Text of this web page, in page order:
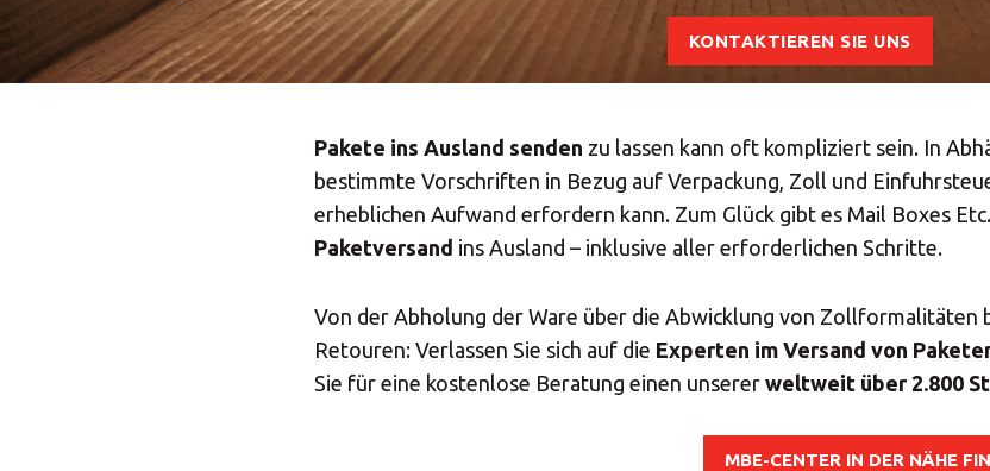
KONTAKTIEREN SIE UNS
Pakete ins Ausland senden zu lassen kann oft kompliziert sein. In
bestimmte Vorschriften in Bezug auf Verpackung, Zoll und
erheblichen Aufwand erfordern kann. Zum Glück gibt es Mail Boxes
Paketversand ins Ausland – inklusive aller erforderlichen Schritte.
Von der Abholung der Ware über die Abwicklung von Zollformalitäten
Retouren: Verlassen Sie sich auf die Experten im Versand von
Sie für eine kostenlose Beratung einen unserer weltweit über 2.800
MBE-CENTER IN DER NÄHE